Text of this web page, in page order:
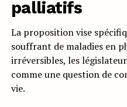
palliatifs
La proposition vise
souffrant de maladies en
irréversibles, les
comme une question de
vie.